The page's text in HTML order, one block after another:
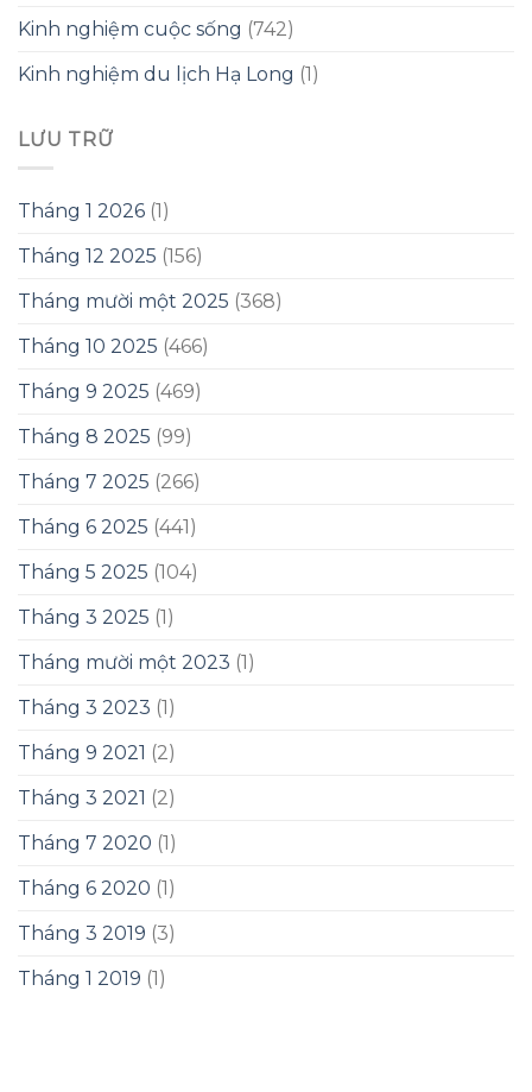
Kinh nghiệm cuộc sống (742)
Kinh nghiệm du lịch Hạ Long (1)
LƯU TRỮ
Tháng 1 2026 (1)
Tháng 12 2025 (156)
Tháng mười một 2025 (368)
Tháng 10 2025 (466)
Tháng 9 2025 (469)
Tháng 8 2025 (99)
Tháng 7 2025 (266)
Tháng 6 2025 (441)
Tháng 5 2025 (104)
Tháng 3 2025 (1)
Tháng mười một 2023 (1)
Tháng 3 2023 (1)
Tháng 9 2021 (2)
Tháng 3 2021 (2)
Tháng 7 2020 (1)
Tháng 6 2020 (1)
Tháng 3 2019 (3)
Tháng 1 2019 (1)